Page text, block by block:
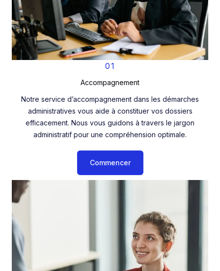
01
Accompagnement
Notre service d’accompagnement dans les démarches
administratives vous aide à constituer vos dossiers
efficacement. Nous vous guidons à travers le jargon
administratif pour une compréhension optimale.
Commencer